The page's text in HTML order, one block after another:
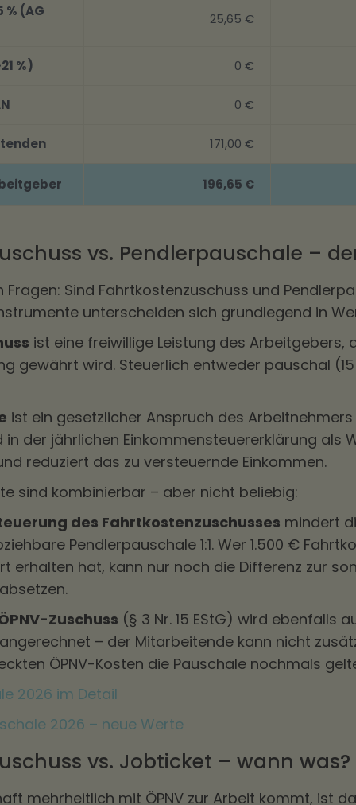
(AG 25,65 €
%) 0 €
0 €
171,00 €
196,65 €
vs. Pendlerpauschale –
Fragen: Sind Fahrtkostenzuschuss und
unterscheiden sich grundlegend in
ist eine freiwillige Leistung des Arbeitgebers,
gewährt wird. Steuerlich entweder pauschal
ist ein gesetzlicher Anspruch des
in der jährlichen Einkommensteuererklärung als
reduziert das zu versteuernde Einkommen.
sind kombinierbar – aber nicht beliebig:
des Fahrtkostenzuschusses mindert
Pendlerpauschale 1:1. Wer 1.500 €
erhalten hat, kann nur noch die Differenz zur
Zuschuss (§ 3 Nr. 15 EStG) wird ebenfalls
– der Mitarbeitende kann nicht
ÖPNV-Kosten die Pauschale nochmals
2026 im Detail
2026 – neue Werte
vs. Jobticket – wann was?
mehrheitlich mit ÖPNV zur Arbeit kommt, ist